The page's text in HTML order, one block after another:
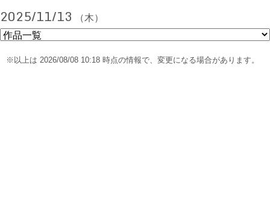
2025/11/13 （木）
※以上は 2026/08/08 10:18 時点の情報で、変更になる場合があります。